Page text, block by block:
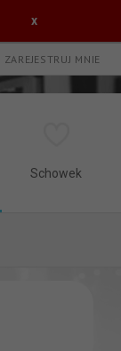
x
ZAREJESTRUJ MNIE
Schowek